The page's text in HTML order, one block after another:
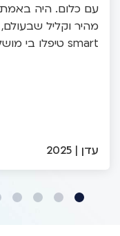
עם כלום. היה
מהיר וקליל
smart טיפלו בי מושלם.
עדן | 2025